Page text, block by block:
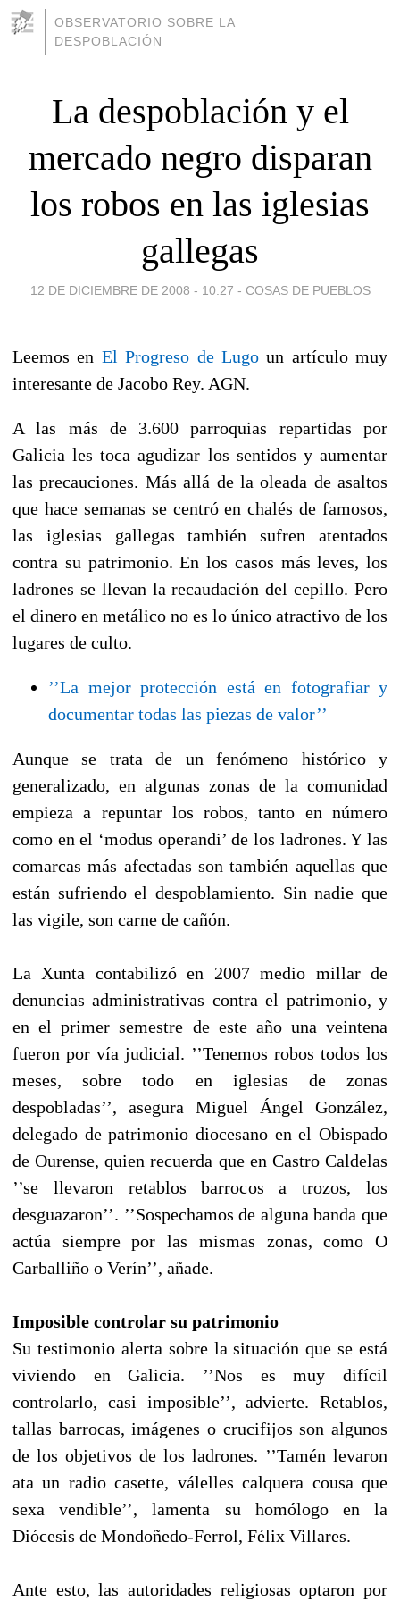
OBSERVATORIO SOBRE LA
DESPOBLACIÓN
La despoblación y el
mercado negro disparan
los robos en las iglesias
gallegas
12 DE DICIEMBRE DE 2008 - 10:27 - COSAS DE PUEBLOS
Leemos en El Progreso de Lugoun artículo muy
interesante de Jacobo Rey. AGN.
A las más de 3.600 parroquias repartidas por
Galicia les toca agudizar los sentidos y aumentar
las precauciones. Más allá de la oleada de asaltos
que hace semanas se centró en chalés de famosos,
las iglesias gallegas también sufren atentados
contra su patrimonio. En los casos más leves, los
ladrones se llevan la recaudación del cepillo. Pero
el dinero en metálico no es lo único atractivo de los
lugares de culto.
’’La mejor protección está en fotografiar y
documentar todas las piezas de valor’’
Aunque se trata de un fenómeno histórico y
generalizado, en algunas zonas de la comunidad
empieza a repuntar los robos, tanto en número
como en el ‘modus operandi’ de los ladrones. Y las
comarcas más afectadas son también aquellas que
están sufriendo el despoblamiento. Sin nadie que
las vigile, son carne de cañón.
La Xunta contabilizó en 2007 medio millar de
denuncias administrativas contra el patrimonio, y
en el primer semestre de este año una veintena
fueron por vía judicial. ’’Tenemos robos todos los
meses, sobre todo en iglesias de zonas
despobladas’’, asegura Miguel Ángel González,
delegado de patrimonio diocesano en el Obispado
de Ourense, quien recuerda que en Castro Caldelas
’’se llevaron retablos barrocos a trozos, los
desguazaron’’. ’’Sospechamos de alguna banda que
actúa siempre por las mismas zonas, como O
Carballiño o Verín’’, añade.
Imposible controlar su patrimonio
Su testimonio alerta sobre la situación que se está
viviendo en Galicia. ’’Nos es muy difícil
controlarlo, casi imposible’’, advierte. Retablos,
tallas barrocas, imágenes o crucifijos son algunos
de los objetivos de los ladrones. ’’Tamén levaron
ata un radio casette, válelles calquera cousa que
sexa vendible’’, lamenta su homólogo en la
Diócesis de Mondoñedo-Ferrol, Félix Villares.
Ante esto, las autoridades religiosas optaron por